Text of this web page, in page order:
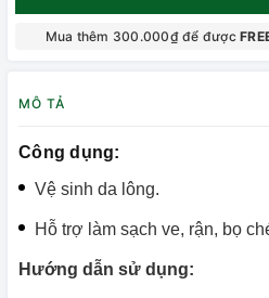
Mua thêm 300.000₫ để được
MÔ TẢ
Công dụng:
Vệ sinh da lông.
Hỗ trợ làm sạch ve, rận, bọ
Hướng dẫn sử dụng: